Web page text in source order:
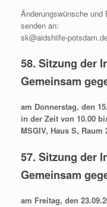
Änderungswünsche und
senden an:
sk@aidshilfe-
58. Sitzung der
Gemeinsam
am Donnerstag, den
in der Zeit von 10.00
MSGIV, Haus S, Raum
57. Sitzung der
Gemeinsam
am Freitag, den